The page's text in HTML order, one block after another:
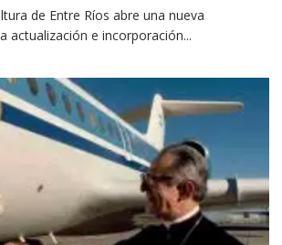
de Entre Ríos abre una nueva
actualización e incorporación...